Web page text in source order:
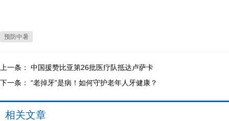
预防中暑
上一条： 中国援赞比亚第26批医疗队抵达卢萨卡
下一条： “老掉牙”是病！如何守护老年人牙健康？
相关文章